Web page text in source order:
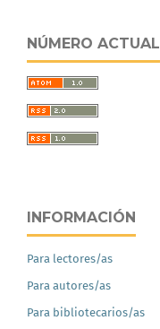
NÚMERO ACTUAL
INFORMACIÓN
Para lectores/as
Para autores/as
Para bibliotecarios/as